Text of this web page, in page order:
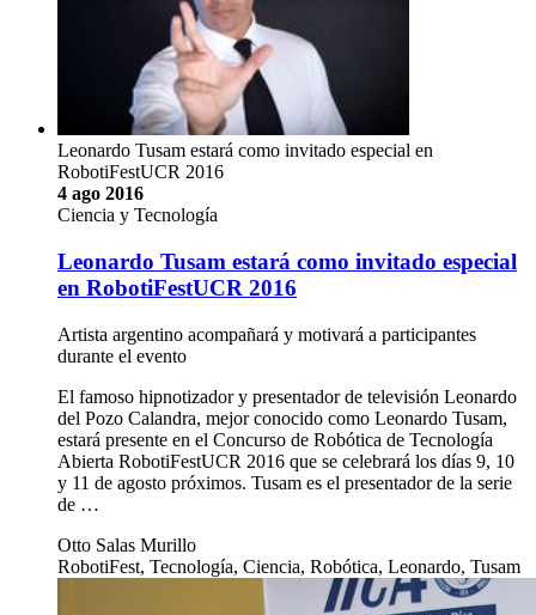
Leonardo Tusam estará como invitado especial en
RobotiFestUCR 2016
4 ago 2016
Ciencia y Tecnología
Leonardo Tusam estará como invitado especial
en RobotiFestUCR 2016
Artista argentino acompañará y motivará a participantes
durante el evento
El famoso hipnotizador y presentador de televisión Leonardo
del Pozo Calandra, mejor conocido como Leonardo Tusam,
estará presente en el Concurso de Robótica de Tecnología
Abierta RobotiFestUCR 2016 que se celebrará los días 9, 10
y 11 de agosto próximos. Tusam es el presentador de la serie
de …
Otto Salas Murillo
RobotiFest, Tecnología, Ciencia, Robótica, Leonardo, Tusam